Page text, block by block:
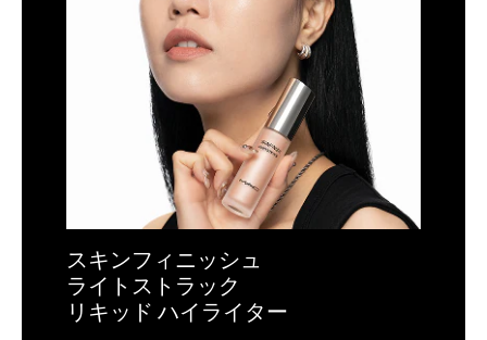
スキンフィニッシュ
ライトストラック
リキッド ハイライター